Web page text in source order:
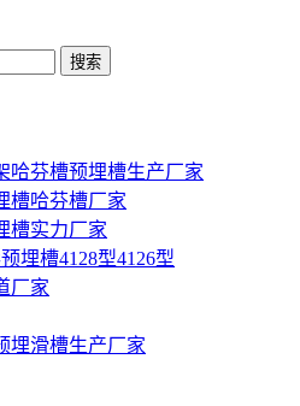
哈芬槽预埋槽生产厂家
槽哈芬槽厂家
槽实力厂家
埋槽4128型4126型
厂家
埋滑槽生产厂家